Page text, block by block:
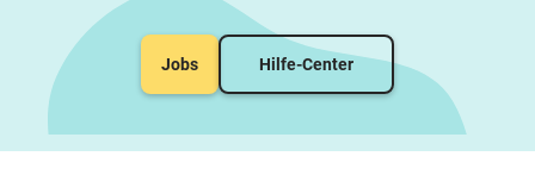
Jobs Hilfe-Center